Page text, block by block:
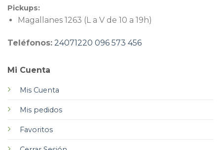
Mi Cuenta
Mis Cuenta
Mis pedidos
Favoritos
Pickups:
Magallanes 1263 (L a V de 10 a 19h)
Teléfonos: 24071220 096 573 456